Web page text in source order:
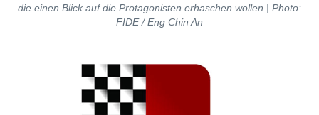
die einen Blick auf die Protagonisten erhaschen wollen | Photo:
FIDE / Eng Chin An